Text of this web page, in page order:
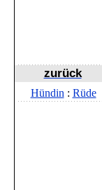
zurück
Hündin : Rüde